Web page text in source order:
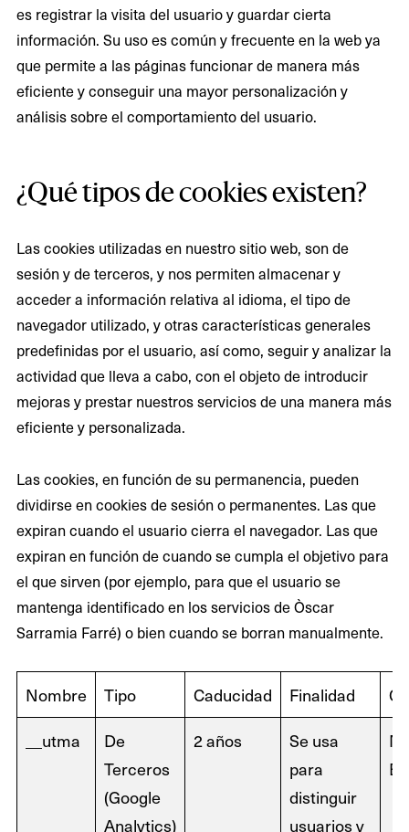
es registrar la visita del usuario y guardar cierta
información. Su uso es común y frecuente en la web ya
que permite a las páginas funcionar de manera más
eficiente y conseguir una mayor personalización y
análisis sobre el comportamiento del usuario.
¿Qué tipos de cookies existen?
Las cookies utilizadas en nuestro sitio web, son de
sesión y de terceros, y nos permiten almacenar y
acceder a información relativa al idioma, el tipo de
navegador utilizado, y otras características generales
predefinidas por el usuario, así como, seguir y analizar la
actividad que lleva a cabo, con el objeto de introducir
mejoras y prestar nuestros servicios de una manera más
eficiente y personalizada.
Las cookies, en función de su permanencia, pueden
dividirse en cookies de sesión o permanentes. Las que
expiran cuando el usuario cierra el navegador. Las que
expiran en función de cuando se cumpla el objetivo para
el que sirven (por ejemplo, para que el usuario se
mantenga identificado en los servicios de Òscar
Sarramia Farré) o bien cuando se borran manualmente.
Nombre Tipo Caducidad Finalidad
__utma
De
Terceros
(Google
Analytics)
2 años
Se usa
para
distinguir
usuarios y